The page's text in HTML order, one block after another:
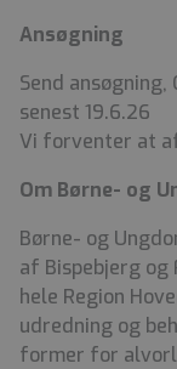
Ansøgning
Send
senest 19.6.26
Vi forventer at
Om Børne- og
Børne- og
af Bispebjerg
hele Region
udredning og
former for